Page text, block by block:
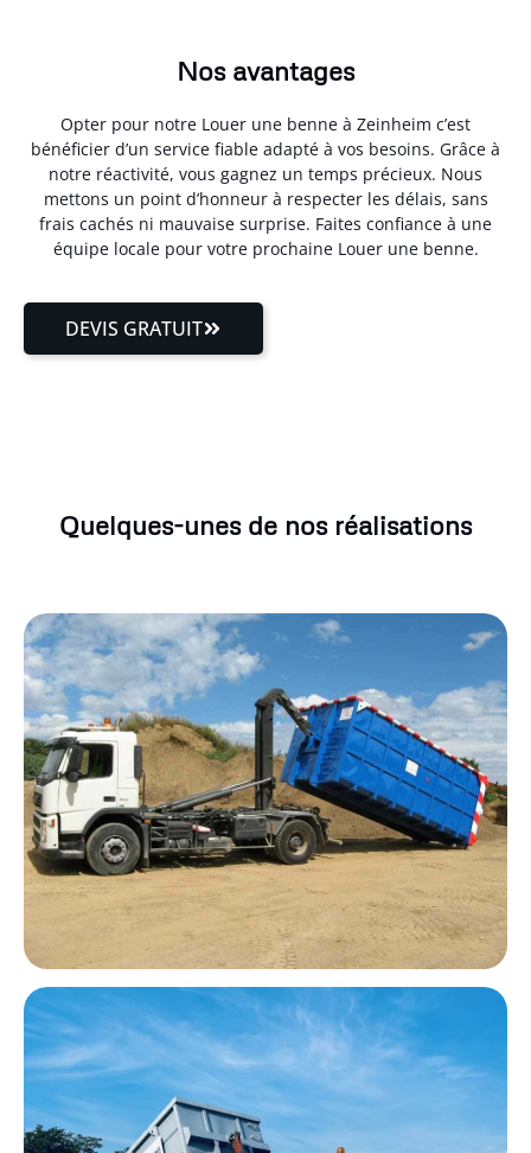
Nos avantages
Opter pour notre Louer une benne à Zeinheim c’est
bénéficier d’un service fiable adapté à vos besoins. Grâce à
notre réactivité, vous gagnez un temps précieux. Nous
mettons un point d’honneur à respecter les délais, sans
frais cachés ni mauvaise surprise. Faites confiance à une
équipe locale pour votre prochaine Louer une benne.
DEVIS GRATUIT
Quelques-unes de nos réalisations